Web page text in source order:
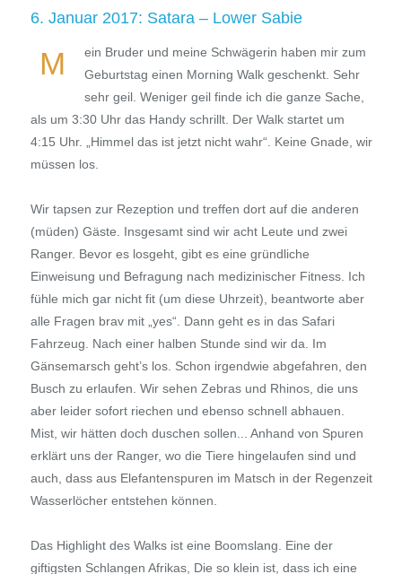
6. Januar 2017: Satara – Lower Sabie
M
ein Bruder und meine Schwägerin haben mir zum
Geburtstag einen Morning Walk geschenkt. Sehr
sehr geil. Weniger geil finde ich die ganze Sache,
als um 3:30 Uhr das Handy schrillt. Der Walk startet um
4:15 Uhr. „Himmel das ist jetzt nicht wahr“. Keine Gnade, wir
müssen los.
Wir tapsen zur Rezeption und treffen dort auf die anderen
(müden) Gäste. Insgesamt sind wir acht Leute und zwei
Ranger. Bevor es losgeht, gibt es eine gründliche
Einweisung und Befragung nach medizinischer Fitness. Ich
fühle mich gar nicht fit (um diese Uhrzeit), beantworte aber
alle Fragen brav mit „yes“. Dann geht es in das Safari
Fahrzeug. Nach einer halben Stunde sind wir da. Im
Gänsemarsch geht’s los. Schon irgendwie abgefahren, den
Busch zu erlaufen. Wir sehen Zebras und Rhinos, die uns
aber leider sofort riechen und ebenso schnell abhauen.
Mist, wir hätten doch duschen sollen... Anhand von Spuren
erklärt uns der Ranger, wo die Tiere hingelaufen sind und
auch, dass aus Elefantenspuren im Matsch in der Regenzeit
Wasserlöcher entstehen können.
Das Highlight des Walks ist eine Boomslang. Eine der
giftigsten Schlangen Afrikas, Die so klein ist, dass ich eine